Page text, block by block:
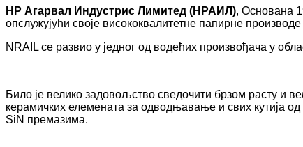
НР Агарвал Индустрис Лимитед (НРАИЛ), Основана
опслужујући своје висококвалитетне папирне
NRAIL се развио у једног од водећих произвођача у
Било је велико задовољство сведочити брзом расту и
керамичких елемената за одводњавање и свих кутија
SiN премазима.